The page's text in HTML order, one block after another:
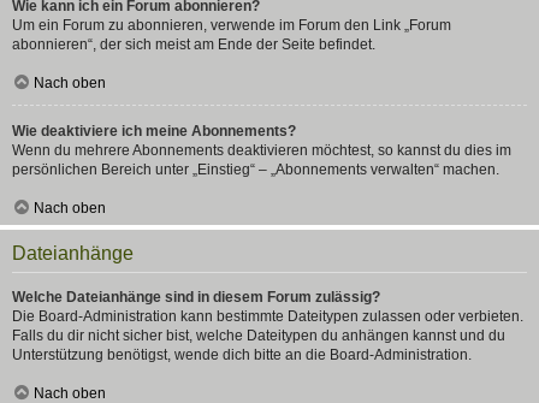
Wie kann ich ein Forum abonnieren?
Um ein Forum zu abonnieren, verwende im Forum den Link „Forum
abonnieren“, der sich meist am Ende der Seite befindet.
Nach oben
Wie deaktiviere ich meine Abonnements?
Wenn du mehrere Abonnements deaktivieren möchtest, so kannst du dies im
persönlichen Bereich unter „Einstieg“ – „Abonnements verwalten“ machen.
Nach oben
Dateianhänge
Welche Dateianhänge sind in diesem Forum zulässig?
Die Board-Administration kann bestimmte Dateitypen zulassen oder verbieten.
Falls du dir nicht sicher bist, welche Dateitypen du anhängen kannst und du
Unterstützung benötigst, wende dich bitte an die Board-Administration.
Nach oben